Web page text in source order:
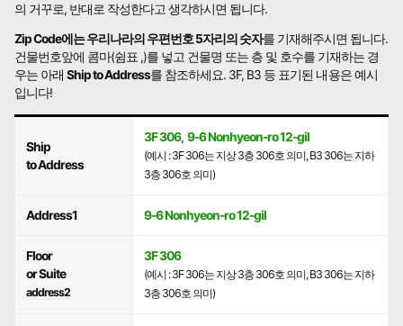
의 거꾸로, 반대로 작성한다고 생각하시면 됩니다.
Zip Code에는 우리나라의 우편번호 5자리의 숫자를 기재해주시면 됩니다.
건물번호앞에 콤마(쉼표 ,)를 넣고 건물명 또는 층 및 호수를 기재하는 경
우는 아래Ship to Address를 참조하세요. 3F, B3 등 표기된 내용은 예시
입니다!
Ship
to Address
3F 306, 9-6 Nonhyeon-ro 12-gil
(예시 : 3F 306는 지상 3층 306호 의미, B3 306는 지하
3층 306호 의미)
Address1 9-6 Nonhyeon-ro 12-gil
Floor
or Suite
address2
3F 306
(예시 : 3F 306는 지상 3층 306호 의미, B3 306는 지하
3층 306호 의미)